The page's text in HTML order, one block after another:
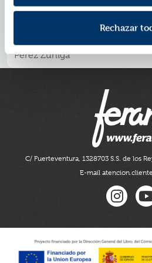
Rechazar
extraordinaria que hace que
eso es quizás lo más difícil de
leído tenga entidad de vida y
única, significativa, como por
Pérez Zúñiga
C/ Fuerteventura, 1328703 S.S. de los
E-mail